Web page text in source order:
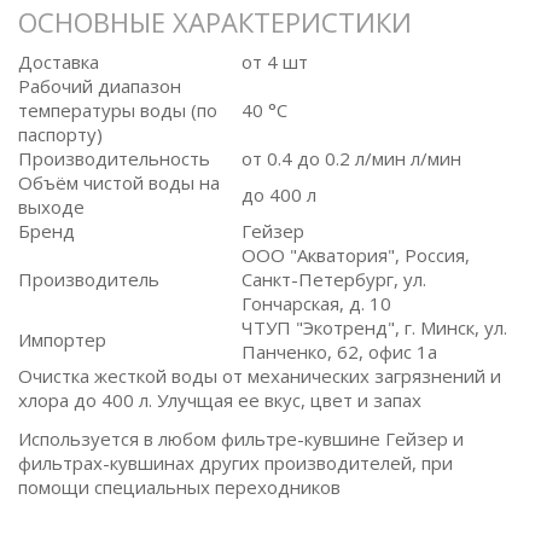
ОСНОВНЫЕ ХАРАКТЕРИСТИКИ
Доставка
от 4 шт
Рабочий диапазон
температуры воды (по
паспорту)
40 °C
Производительность
от 0.4 до 0.2 л/мин л/мин
Объём чистой воды на
выходе
до 400 л
Бренд
Гейзер
Производитель
ООО "Акватория", Россия,
Санкт-Петербург, ул.
Гончарская, д. 10
Импортер
ЧТУП "Экотренд", г. Минск, ул.
Панченко, 62, офис 1а
Очистка жесткой воды от механических загрязнений и
хлора до 400 л. Улучщая ее вкус, цвет и запах
Используется в любом фильтре-кувшине Гейзер и
фильтрах-кувшинах других производителей, при
помощи специальных переходников